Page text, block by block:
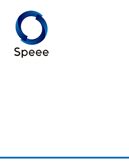
Speeeとは